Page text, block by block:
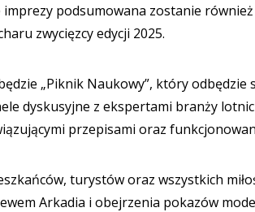
podsumowana zostanie
zwycięzcy edycji 2025.
„Piknik Naukowy”, który odbędzie
dyskusyjne z ekspertami branży
przepisami oraz
turystów oraz wszystkich
Arkadia i obejrzenia pokazów